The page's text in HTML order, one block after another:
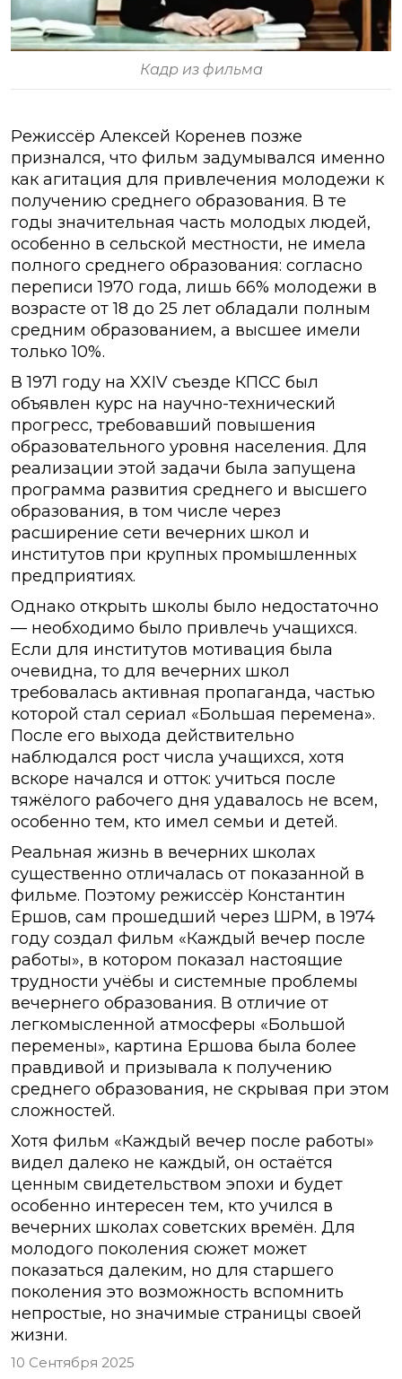
Кадр из фильма
Режиссёр Алексей Коренев позже
признался, что фильм задумывался именно
как агитация для привлечения молодежи к
получению среднего образования. В те
годы значительная часть молодых людей,
особенно в сельской местности, не имела
полного среднего образования: согласно
переписи 1970 года, лишь 66% молодежи в
возрасте от 18 до 25 лет обладали полным
средним образованием, а высшее имели
только 10%.
В 1971 году на XXIV съезде КПСС был
объявлен курс на научно-технический
прогресс, требовавший повышения
образовательного уровня населения. Для
реализации этой задачи была запущена
программа развития среднего и высшего
образования, в том числе через
расширение сети вечерних школ и
институтов при крупных промышленных
предприятиях.
Однако открыть школы было недостаточно
— необходимо было привлечь учащихся.
Если для институтов мотивация была
очевидна, то для вечерних школ
требовалась активная пропаганда, частью
которой стал сериал «Большая перемена».
После его выхода действительно
наблюдался рост числа учащихся, хотя
вскоре начался и отток: учиться после
тяжёлого рабочего дня удавалось не всем,
особенно тем, кто имел семьи и детей.
Реальная жизнь в вечерних школах
существенно отличалась от показанной в
фильме. Поэтому режиссёр Константин
Ершов, сам прошедший через ШРМ, в 1974
году создал фильм «Каждый вечер после
работы», в котором показал настоящие
трудности учёбы и системные проблемы
вечернего образования. В отличие от
легкомысленной атмосферы «Большой
перемены», картина Ершова была более
правдивой и призывала к получению
среднего образования, не скрывая при этом
сложностей.
Хотя фильм «Каждый вечер после работы»
видел далеко не каждый, он остаётся
ценным свидетельством эпохи и будет
особенно интересен тем, кто учился в
вечерних школах советских времён. Для
молодого поколения сюжет может
показаться далеким, но для старшего
поколения это возможность вспомнить
непростые, но значимые страницы своей
жизни.
10 Сентября 2025